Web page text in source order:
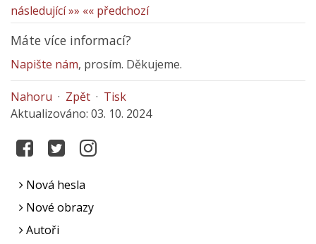
následující »» «« předchozí
Máte více informací?
Napište nám, prosím. Děkujeme.
Nahoru · Zpět · Tisk
Aktualizováno: 03. 10. 2024
Nová hesla
Nové obrazy
Autoři